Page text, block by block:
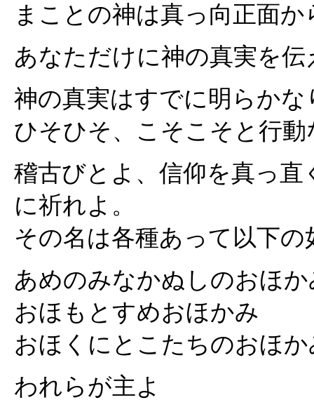
まことの神は真っ向正面
あなただけに神の真実を
神の真実はすでに明らかな
ひそひそ、こそこそと行
稽古びとよ、信仰を真っ
に祈れよ。
その名は各種あって以下の
あめのみなかぬしのおほか
おほもとすめおほかみ
おほくにとこたちのおほか
われらが主よ